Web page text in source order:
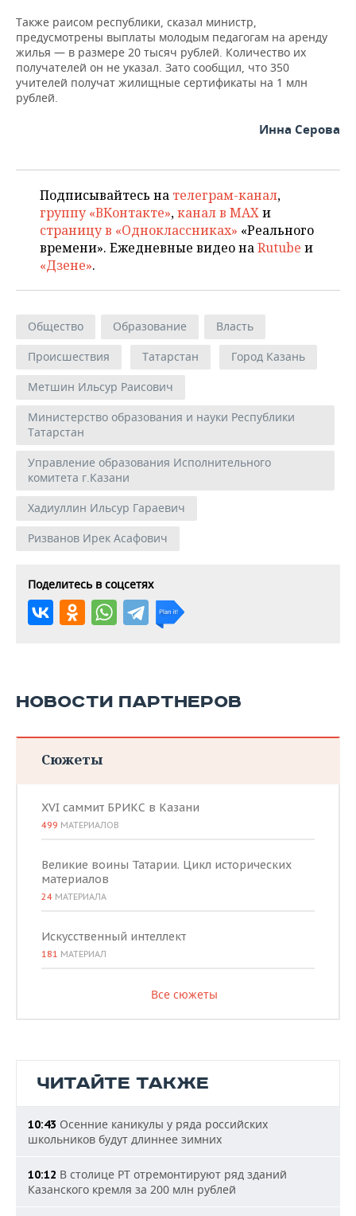
Также раисом республики, сказал министр,
предусмотрены выплаты молодым педагогам на аренду
жилья — в размере 20 тысяч рублей. Количество их
получателей он не указал. Зато сообщил, что 350
учителей получат жилищные сертификаты на 1 млн
рублей.
Инна Серова
Подписывайтесь на телеграм-канал,
группу «ВКонтакте»,канал в MAXи
страницу в «Одноклассниках» «Реального
времени». Ежедневные видео наRutube и
«Дзене».
Общество Образование
Власть
Происшествия
Татарстан
Город Казань
Метшин Ильсур Раисович
Министерство образования и науки Республики
Татарстан
Управление образования Исполнительного
комитета г.Казани
Хадиуллин Ильсур Гараевич
Ризванов Ирек Асафович
Поделитесь в соцсетях
НОВОСТИ ПАРТНЕРОВ
Сюжеты
XVI саммит БРИКС в Казани
499 МАТЕРИАЛОВ
Великие воины Татарии. Цикл исторических
материалов
24 МАТЕРИАЛА
Искусственный интеллект
181 МАТЕРИАЛ
Все сюжеты
ЧИТАЙТЕ ТАКЖЕ
10:43 Осенние каникулы у ряда российских
школьников будут длиннее зимних
10:12 В столице РТ отремонтируют ряд зданий
Казанского кремля за 200 млн рублей